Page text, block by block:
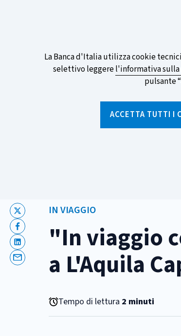
Informativa
La Banca d'Italia utilizza cookie
selettivo leggerel'informativa sulla
pulsante
ACCETTA TUTTI I
Version
Partecipa al sondaggio della
preferita!
X
Facebook
Linkedin
Email
"In viaggio
a L'Aquila
CATEGORIA:
IN VIAGGIO
Tempo di lettura 2 minuti